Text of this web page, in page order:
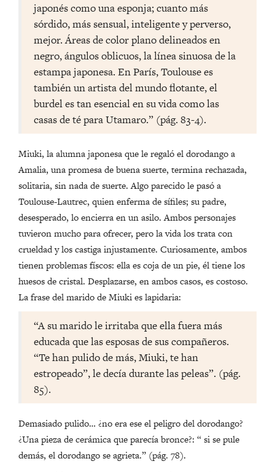
japonés como una esponja; cuanto más
sórdido, más sensual, inteligente y perverso,
mejor. Áreas de color plano delineados en
negro, ángulos oblicuos, la línea sinuosa de la
estampa japonesa. En París, Toulouse es
también un artista del mundo flotante, el
burdel es tan esencial en su vida como las
casas de té para Utamaro.” (pág. 83-4).
Miuki, la alumna japonesa que le regaló el dorodango a
Amalia, una promesa de buena suerte, termina rechazada,
solitaria, sin nada de suerte. Algo parecido le pasó a
Toulouse-Lautrec, quien enferma de sífiles; su padre,
desesperado, lo encierra en un asilo. Ambos personajes
tuvieron mucho para ofrecer, pero la vida los trata con
crueldad y los castiga injustamente. Curiosamente, ambos
tienen problemas físcos: ella es coja de un pie, él tiene los
huesos de cristal. Desplazarse, en ambos casos, es costoso.
La frase del marido de Miuki es lapidaria:
“A su marido le irritaba que ella fuera más
educada que las esposas de sus compañeros.
“Te han pulido de más, Miuki, te han
estropeado”, le decía durante las peleas”. (pág.
85).
Demasiado pulido… ¿no era ese el peligro del dorodango?
¿Una pieza de cerámica que parecía bronce?: “ si se pule
demás, el dorodango se agrieta.” (pág. 78).